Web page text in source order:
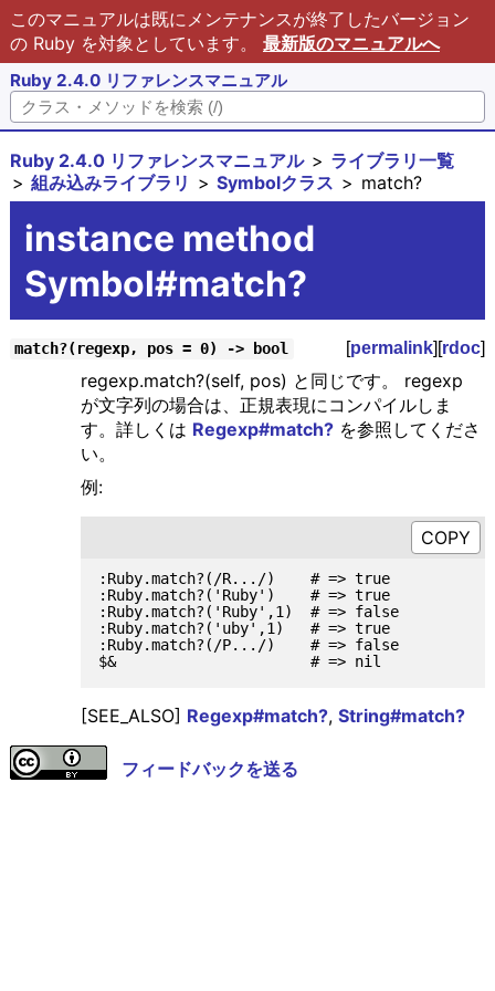
このマニュアルは既にメンテナンスが終了したバージョン
の Ruby を対象としています。 最新版のマニュアルへ
Ruby 2.4.0 リファレンスマニュアル
Ruby 2.4.0 リファレンスマニュアル
ライブラリ一覧
組み込みライブラリ
Symbolクラス match?
instance method
Symbol#match?
match?(regexp, pos = 0) -> bool [permalink][rdoc]
regexp.match?(self, pos) と同じです。 regexp
が文字列の場合は、正規表現にコンパイルしま
す。詳しくは Regexp#match?を参照してくださ
い。
例:
:Ruby.match?(/R.../)    # => true
:Ruby.match?('Ruby')    # => true
:Ruby.match?('Ruby',1)  # => false
:Ruby.match?('uby',1)   # => true
:Ruby.match?(/P.../)    # => false
[SEE_ALSO] Regexp#match?, String#match?
フィードバックを送る